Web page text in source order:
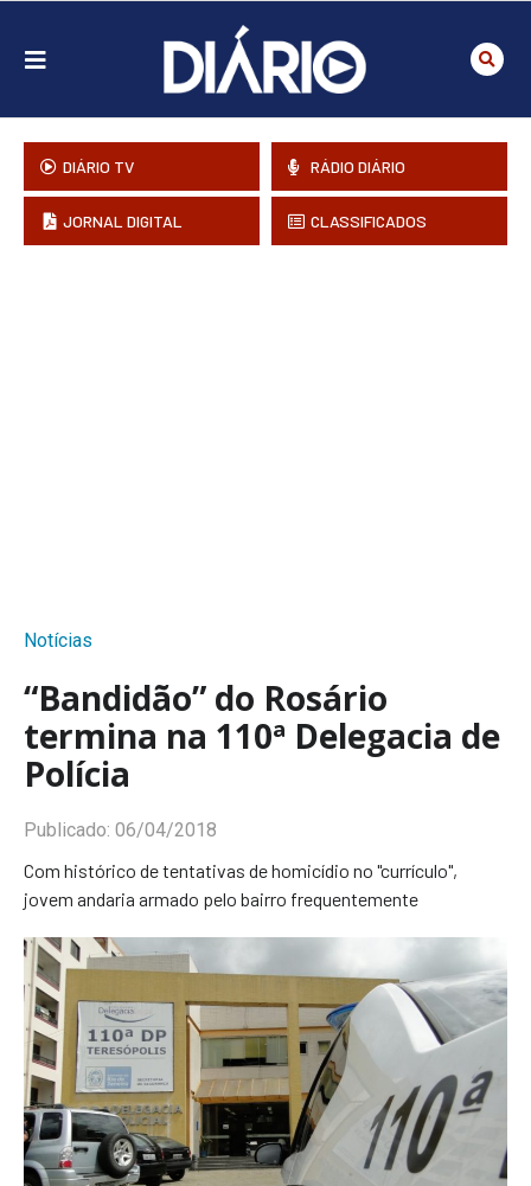
DIÁRIO TV RÁDIO DIÁRIO
JORNAL DIGITAL CLASSIFICADOS
Notícias
“Bandidão” do Rosário
termina na 110ª Delegacia de
Polícia
Publicado: 06/04/2018
Com histórico de tentativas de homicídio no "currículo",
jovem andaria armado pelo bairro frequentemente